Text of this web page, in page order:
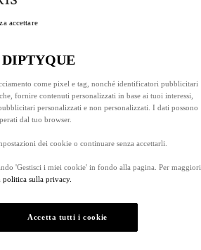
DIPTYQUE
come pixel e tag, nonché identificatori pubblicitari
fornire contenuti personalizzati in base ai tuoi interessi,
personalizzati e non personalizzati. I dati possono
dal tuo browser.
dei cookie o continuare senza accettarli.
'Gestisci i miei cookie' in fondo alla pagina. Per maggiori
politica sulla privacy.
Accetta tutti i cookie
accettare